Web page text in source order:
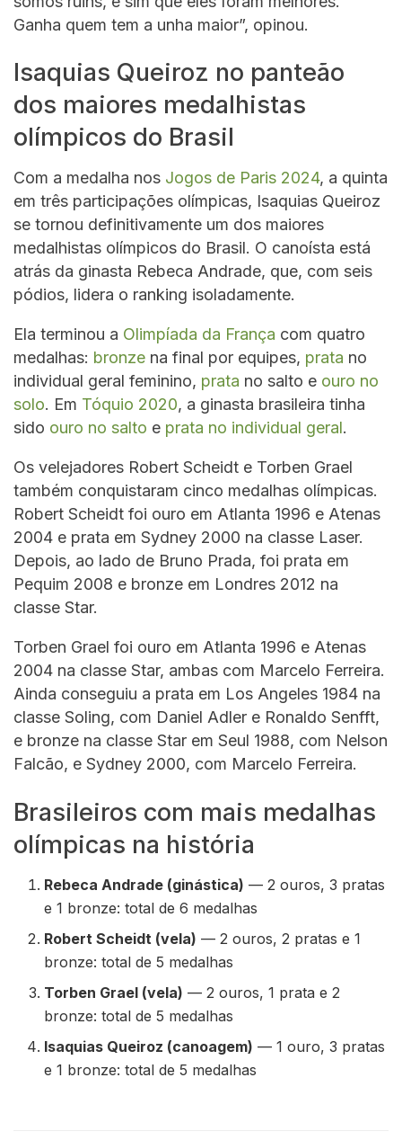
Ganha quem tem a unha maior”, opinou.
Isaquias Queiroz no panteão
dos maiores medalhistas
olímpicos do Brasil
Com a medalha nos Jogos de Paris 2024, a quinta
em três participações olímpicas, Isaquias Queiroz
se tornou definitivamente um dos maiores
medalhistas olímpicos do Brasil. O canoísta está
atrás da ginasta Rebeca Andrade, que, com seis
pódios, lidera o ranking isoladamente.
Ela terminou a Olimpíada da França com quatro
medalhas: bronze na final por equipes, prata no
individual geral feminino, prata no salto e ouro no
solo. Em Tóquio 2020, a ginasta brasileira tinha
sido ouro no salto e prata no individual geral.
Os velejadores Robert Scheidt e Torben Grael
também conquistaram cinco medalhas olímpicas.
Robert Scheidt foi ouro em Atlanta 1996 e Atenas
2004 e prata em Sydney 2000 na classe Laser.
Depois, ao lado de Bruno Prada, foi prata em
Pequim 2008 e bronze em Londres 2012 na
classe Star.
Torben Grael foi ouro em Atlanta 1996 e Atenas
2004 na classe Star, ambas com Marcelo Ferreira.
Ainda conseguiu a prata em Los Angeles 1984 na
classe Soling, com Daniel Adler e Ronaldo Senfft,
e bronze na classe Star em Seul 1988, com Nelson
Falcão, e Sydney 2000, com Marcelo Ferreira.
Brasileiros com mais medalhas
olímpicas na história
Rebeca Andrade (ginástica) — 2 ouros, 3 pratas
e 1 bronze: total de 6 medalhas
Robert Scheidt (vela) — 2 ouros, 2 pratas e 1
bronze: total de 5 medalhas
Torben Grael (vela) — 2 ouros, 1 prata e 2
bronze: total de 5 medalhas
Isaquias Queiroz (canoagem) — 1 ouro, 3 pratas
e 1 bronze: total de 5 medalhas